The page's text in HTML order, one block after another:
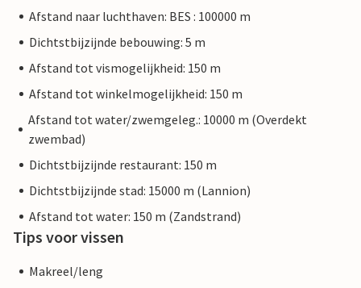
Afstand naar luchthaven: BES : 100000 m
Dichtstbijzijnde bebouwing: 5 m
Afstand tot vismogelijkheid: 150 m
Afstand tot winkelmogelijkheid: 150 m
Afstand tot water/zwemgeleg.: 10000 m (Overdekt
zwembad)
Dichtstbijzijnde restaurant: 150 m
Dichtstbijzijnde stad: 15000 m (Lannion)
Afstand tot water: 150 m (Zandstrand)
Tips voor vissen
Makreel/leng